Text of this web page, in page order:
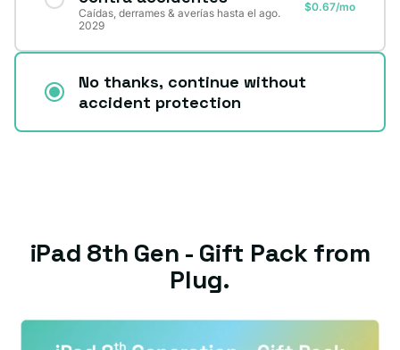
Caídas, derrames & averías hasta el ago.
2029
$0.67/mo
No thanks, continue without
accident protection
iPad 8th Gen - Gift Pack from
Plug.